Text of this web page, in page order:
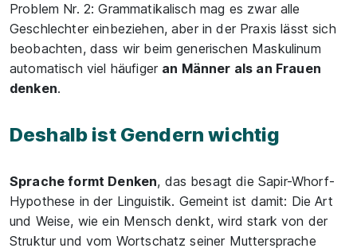
Problem Nr. 2: Grammatikalisch mag es zwar alle
Geschlechter einbeziehen, aber in der Praxis lässt sich
beobachten, dass wir beim generischen Maskulinum
automatisch viel häufiger an Männer als an Frauen
denken.
Deshalb ist Gendern wichtig
Sprache formt Denken, das besagt die Sapir-Whorf-
Hypothese in der Linguistik. Gemeint ist damit: Die Art
und Weise, wie ein Mensch denkt, wird stark von der
Struktur und vom Wortschatz seiner Muttersprache